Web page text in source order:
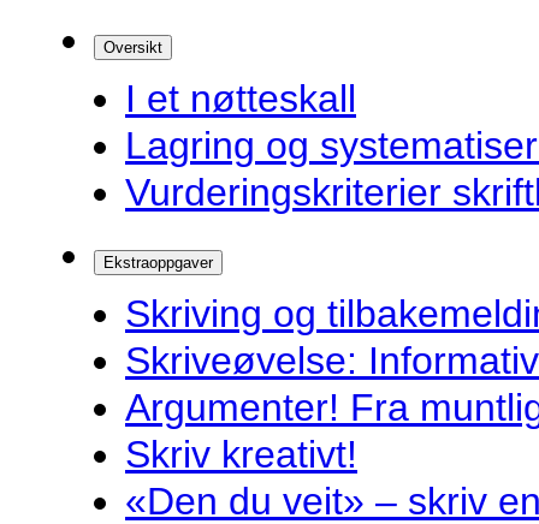
Oversikt
I et nøtteskall
Lagring og
Vurderingskriterier
Ekstraoppgaver
Skriving og
Skriveøvelse:
Argumenter! Fra
Skriv kreativt!
«Den du veit» – skriv